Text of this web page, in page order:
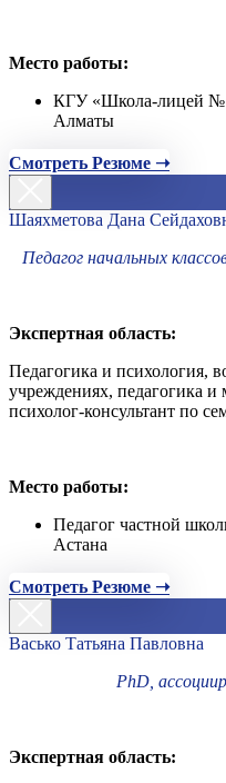
Место работы:
КГУ «Школа-лицей №
Алматы
Смотреть Резюме ➝
Шаяхметова Дана
Педагог начальных
Экспертная область:
Педагогика и психология,
учреждениях, педагогика и
психолог-консультант по
Место работы:
Педагог частной
Астана
Смотреть Резюме ➝
Васько Татьяна Павловна
PhD,
Экспертная область: